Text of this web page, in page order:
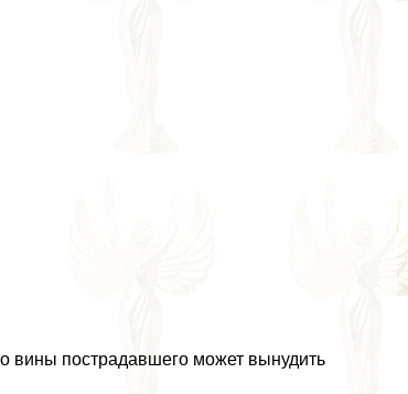
вины пострадавшего может вынудить